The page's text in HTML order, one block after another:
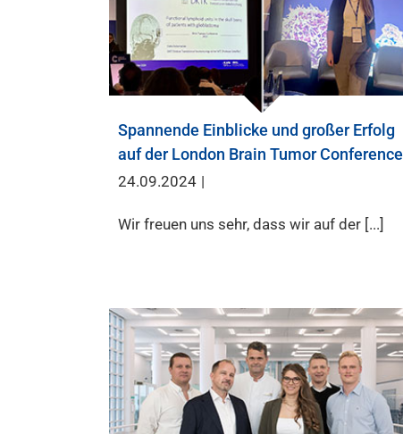
Spannende Einblicke und großer Erfolg
auf der London Brain Tumor Conference
24.09.2024 |
Wir freuen uns sehr, dass wir auf der [...]